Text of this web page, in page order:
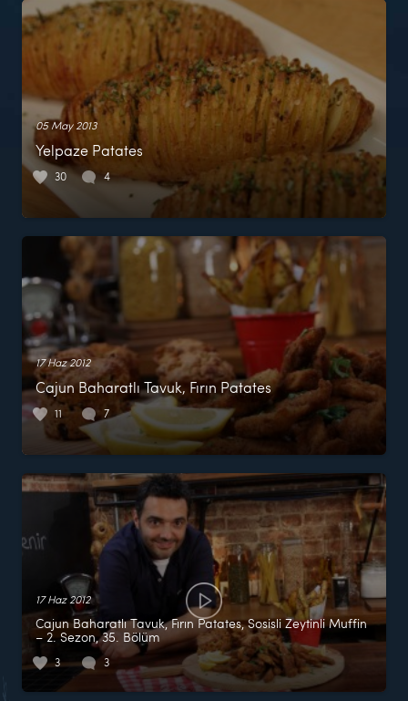
05 May 2013
Yelpaze Patates
30 4
17 Haz 2012
Cajun Baharatlı Tavuk, Fırın Patates
11 7
17 Haz 2012
Cajun Baharatlı Tavuk, Fırın Patates, Sosisli Zeytinli Muffin
– 2. Sezon, 35. Bölüm
3 3